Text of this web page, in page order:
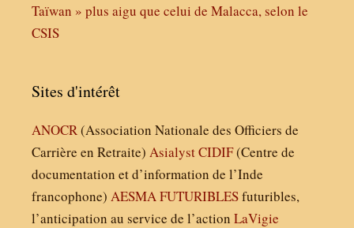
Taïwan » plus aigu que celui de Malacca, selon le
CSIS
Sites d'intérêt
ANOCR(Association Nationale des Officiers de
Carrière en Retraite) AsialystCIDIF(Centre de
documentation et d’information de l’Inde
francophone) AESMAFUTURIBLESfuturibles,
l’anticipation au service de l’action LaVigie